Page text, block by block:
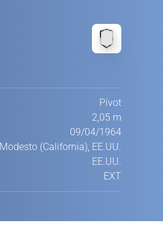
Pívot
2,05 m
09/04/1964
Modesto (California), EE.UU.
EE.UU.
EXT